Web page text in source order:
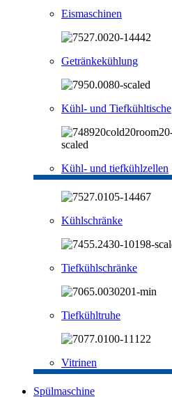
Eismaschinen
Getränkekühlung
Kühl- und Tiefkühltische
Kühl- und tiefkühlzellen
Kühlschränke
Tiefkühlschränke
Tiefkühltruhe
Vitrinen
Spülmaschine